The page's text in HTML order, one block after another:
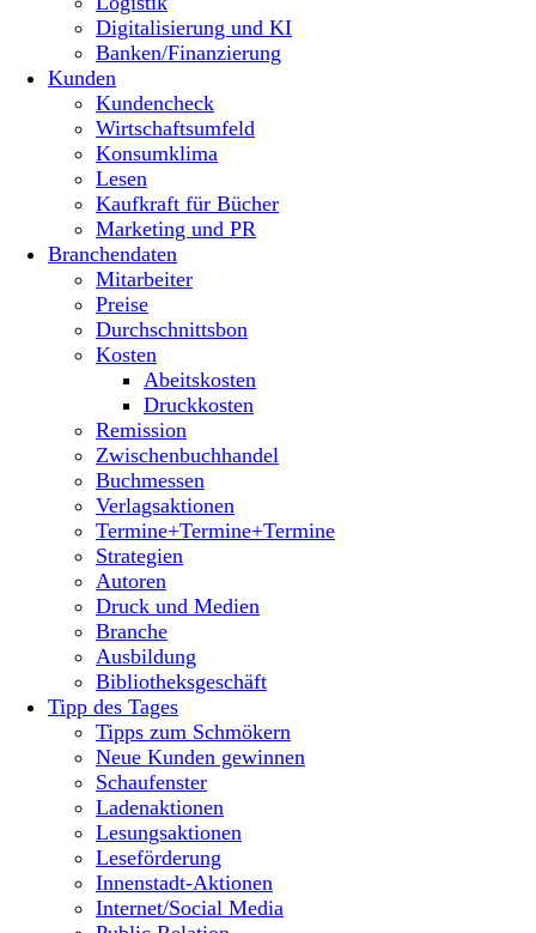
Digitalisierung und KI
Banken/Finanzierung
Kunden
Kundencheck
Wirtschaftsumfeld
Konsumklima
Lesen
Kaufkraft für Bücher
Marketing und PR
Branchendaten
Mitarbeiter
Preise
Durchschnittsbon
Kosten
Abeitskosten
Druckkosten
Remission
Zwischenbuchhandel
Buchmessen
Verlagsaktionen
Termine+Termine+Termine
Strategien
Autoren
Druck und Medien
Branche
Ausbildung
Bibliotheksgeschäft
Tipp des Tages
Tipps zum Schmökern
Neue Kunden gewinnen
Schaufenster
Ladenaktionen
Lesungsaktionen
Leseförderung
Innenstadt-Aktionen
Internet/Social Media